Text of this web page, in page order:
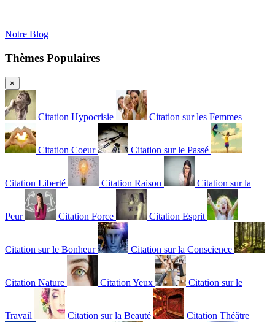
Notre Blog
Thèmes Populaires
×
Citation Hypocrisie Citation sur les Femmes
Citation Coeur Citation sur le Passé
Citation Liberté Citation Raison Citation sur la
Peur Citation Force Citation Esprit
Citation sur le Bonheur Citation sur la Conscience
Citation Nature Citation Yeux Citation sur le
Travail Citation sur la Beauté Citation Théâtre